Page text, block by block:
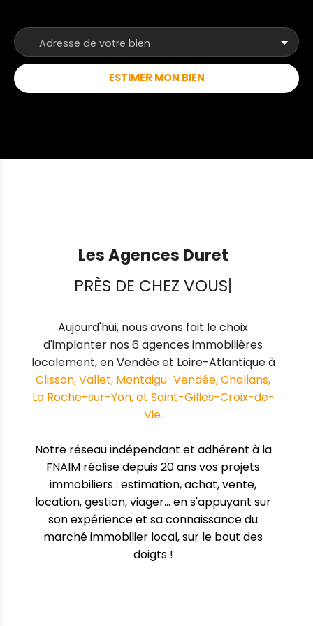
de 8h00 à 19h00, sans interruption. ANP
Adresse de votre bien
ESTIMER MON BIEN
Les Agences Duret
PRÈS DE CHEZ VOUS|
Aujourd'hui, nous avons fait le choix
d'implanter nos 6 agences immobilières
localement, en Vendée et Loire-Atlantique à
Clisson, Vallet, Montaigu-Vendée, Challans,
La Roche-sur-Yon, et Saint-Gilles-Croix-de-
Vie.
Notre réseau indépendant et adhérent à la
FNAIM réalise depuis 20 ans vos projets
immobiliers : estimation, achat, vente,
location, gestion, viager... en s'appuyant sur
son expérience et sa connaissance du
marché immobilier local, sur le bout des
doigts !